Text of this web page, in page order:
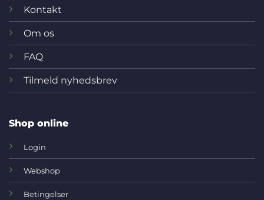
Kontakt
Om os
FAQ
Tilmeld nyhedsbrev
Shop online
Login
Webshop
Betingelser